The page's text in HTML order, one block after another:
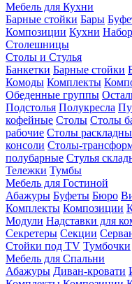
Мебель для Кухни
Барные стойки Бары
Композиции Кухни
Столешницы
Столы и Стулья
Банкетки Барные стойки
Комоды Комплекты
Обеденные группы
Подстолья Полукресла
кофейные Столы Столы
рабочие Столы
консоли Столы-
полубарные Стулья
Тележки Тумбы
Мебель для Гостиной
Абажуры Буфеты Бюро
Комплекты Композиции
Модули Надставки для
Секретеры Секции
Стойки под TV Тумбочки
Мебель для Спальни
Абажуры Диван-кровати